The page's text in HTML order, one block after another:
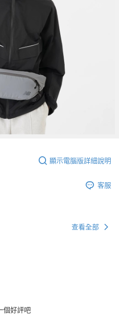
顯示電腦版詳細說明
客服
查看全部
個好評吧